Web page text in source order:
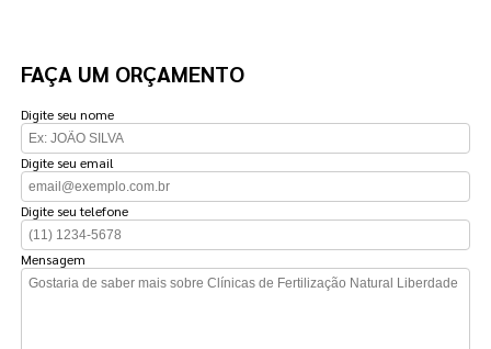
FAÇA UM ORÇAMENTO
Digite seu nome
Digite seu email
Digite seu telefone
Mensagem